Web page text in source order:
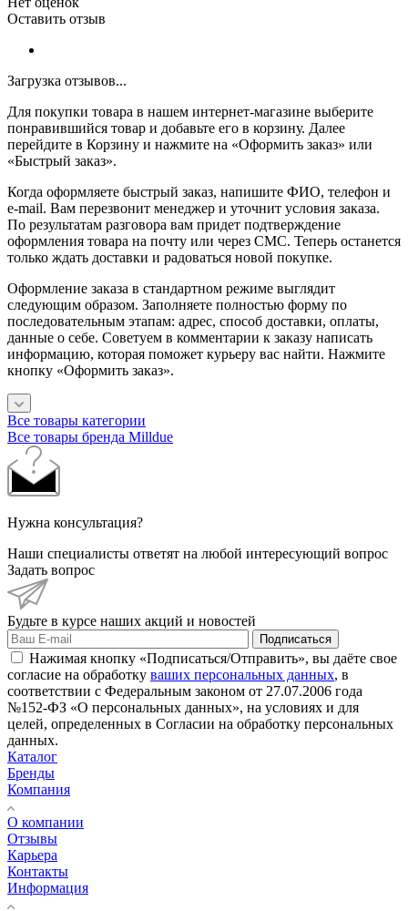
Оставить отзыв
Загрузка отзывов...
Для покупки товара в нашем интернет-магазине выберите
понравившийся товар и добавьте его в корзину. Далее
перейдите в Корзину и нажмите на «Оформить заказ» или
«Быстрый заказ».
Когда оформляете быстрый заказ, напишите ФИО, телефон и
e-mail. Вам перезвонит менеджер и уточнит условия заказа.
По результатам разговора вам придет подтверждение
оформления товара на почту или через СМС. Теперь останется
только ждать доставки и радоваться новой покупке.
Оформление заказа в стандартном режиме выглядит
следующим образом. Заполняете полностью форму по
последовательным этапам: адрес, способ доставки, оплаты,
данные о себе. Советуем в комментарии к заказу написать
информацию, которая поможет курьеру вас найти. Нажмите
кнопку «Оформить заказ».
Все товары категории
Все товары бренда Milldue
Нужна консультация?
Наши специалисты ответят на любой интересующий вопрос
Задать вопрос
Будьте в курсе наших акций и новостей
Подписаться
Нажимая кнопку «Подписаться/Отправить», вы даёте свое
согласие на обработку ваших персональных данных, в
соответствии с Федеральным законом от 27.07.2006 года
№152-ФЗ «О персональных данных», на условиях и для
целей, определенных в Согласии на обработку персональных
данных.
Каталог
Бренды
Компания
О компании
Отзывы
Карьера
Контакты
Информация